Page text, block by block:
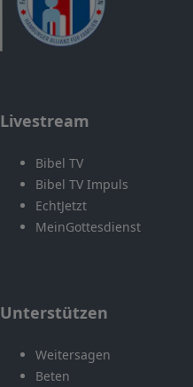
Livestream
Bibel TV
Bibel TV Impuls
EchtJetzt
MeinGottesdienst
Unterstützen
Weitersagen
Beten